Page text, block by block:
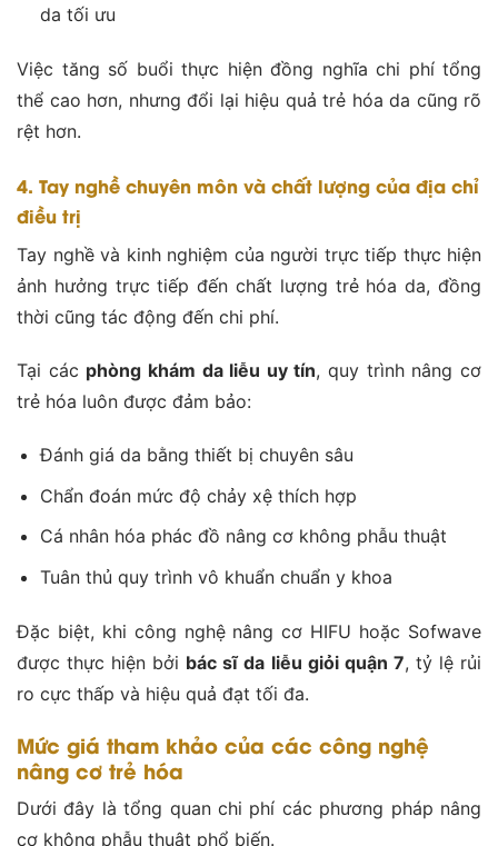
da tối ưu
Việc tăng số buổi thực hiện đồng nghĩa chi phí tổng
thể cao hơn, nhưng đổi lại hiệu quả trẻ hóa da cũng rõ
rệt hơn.
4. Tay nghề chuyên môn và chất lượng của địa chỉ
điều trị
Tay nghề và kinh nghiệm của người trực tiếp thực hiện
ảnh hưởng trực tiếp đến chất lượng trẻ hóa da, đồng
thời cũng tác động đến chi phí.
Tại các phòng khám da liễu uy tín, quy trình nâng cơ
trẻ hóa luôn được đảm bảo:
Đánh giá da bằng thiết bị chuyên sâu
Chẩn đoán mức độ chảy xệ thích hợp
Cá nhân hóa phác đồ nâng cơ không phẫu thuật
Tuân thủ quy trình vô khuẩn chuẩn y khoa
Đặc biệt, khi công nghệ nâng cơ HIFU hoặc Sofwave
được thực hiện bởi bác sĩ da liễu giỏi quận 7, tỷ lệ rủi
ro cực thấp và hiệu quả đạt tối đa.
Mức giá tham khảo của các công nghệ
nâng cơ trẻ hóa
Dưới đây là tổng quan chi phí các phương pháp nâng
cơ không phẫu thuật phổ biến.